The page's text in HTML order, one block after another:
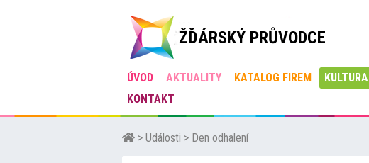
ŽĎÁRSKÝ PRŮVODCE
ÚVOD AKTUALITY KATALOG FIREM KULTURA
KONTAKT
> Události > Den odhalení